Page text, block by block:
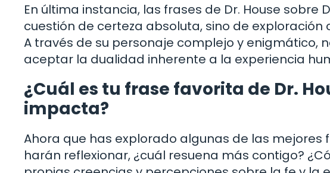
En última instancia, las frases de Dr. House sobre
cuestión de certeza absoluta, sino de
A través de su personaje complejo y enigmático,
aceptar la dualidad inherente a la experiencia
¿Cuál es tu frase favorita de Dr.
impacta?
Ahora que has explorado algunas de las mejores
harán reflexionar, ¿cuál resuena más contigo?